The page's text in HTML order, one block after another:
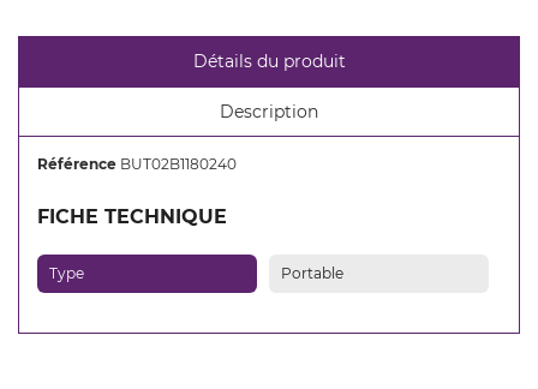
Détails du produit
Description
Référence BUT02B1180240
FICHE TECHNIQUE
Type Portable
AJOUTER À MA LISTE D'ENVIES
add_circle_outline Créer une nouvelle liste
à votre liste d'envies.
Annuler Connexion